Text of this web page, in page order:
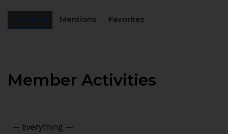
Mentions Favorites
Member Activities